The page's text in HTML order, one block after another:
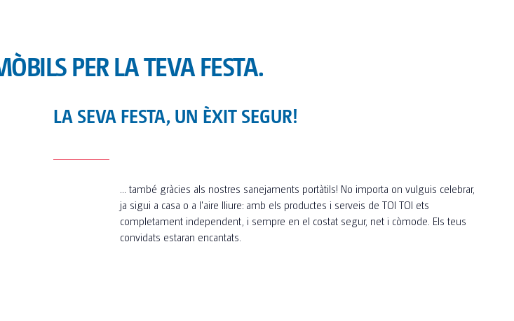
PER LA TEVA FESTA.
LA SEVA FESTA, UN ÈXIT SEGUR!
... també gràcies als nostres sanejaments portàtils! No importa on vulguis celebrar,
ja sigui a casa o a l'aire lliure: amb els productes i serveis de TOI TOI ets
completament independent, i sempre en el costat segur, net i còmode. Els teus
convidats estaran encantats.